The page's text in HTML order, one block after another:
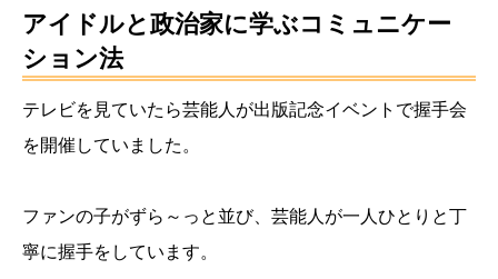
アイドルと政治家に学ぶコミュニケー
ション法
テレビを見ていたら芸能人が出版記念イベントで握手会
を開催していました。
ファンの子がずら～っと並び、芸能人が一人ひとりと丁
寧に握手をしています。